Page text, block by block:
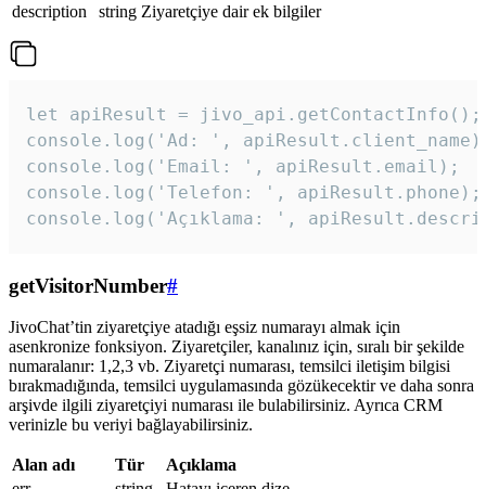
description
string Ziyaretçiye dair ek bilgiler
let apiResult = jivo_api.getContactInfo();
console.log('Ad: ',
console.log('Email: ', apiResult.email);
console.log('Telefon: ', apiResult.phone);
console.log('Açıklama: ',
getVisitorNumber#
JivoChat’tin ziyaretçiye atadığı eşsiz numarayı almak için
asenkronize fonksiyon. Ziyaretçiler, kanalınız için, sıralı bir şekilde
numaralanır: 1,2,3 vb. Ziyaretçi numarası, temsilci iletişim bilgisi
bırakmadığında, temsilci uygulamasında gözükecektir ve daha sonra
arşivde ilgili ziyaretçiyi numarası ile bulabilirsiniz. Ayrıca CRM
verinizle bu veriyi bağlayabilirsiniz.
Alan adı Tür
Açıklama